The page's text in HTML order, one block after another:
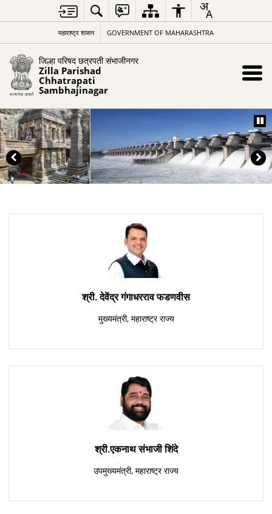
महाराष्ट्र शासन GOVERNMENT OF MAHARASHTRA
जिल्हा परिषद छत्रपती संभाजीनगर
Zilla Parishad
Chhatrapati
Sambhajinagar
श्री. देवेंद्र गंगाधरराव फडणवीस
मुख्यमंत्री, महाराष्ट्र राज्य
श्री.एकनाथ संभाजी शिंदे
उपमुख्यमंत्री, महाराष्ट्र राज्य